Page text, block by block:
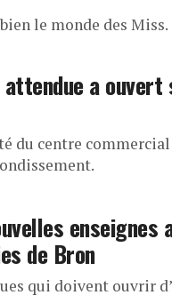
le monde des Miss.
a ouvert
du centre commercial
enseignes
de Bron
qui doivent ouvrir